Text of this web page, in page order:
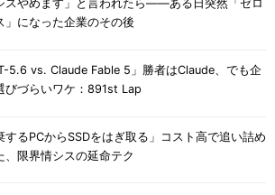
スやめます」と言われたら――ある日突然「ゼロ
」になった企業のその後
5.6 vs. Claude Fable 5」勝者はClaude、でも企
びづらいワケ：891st Lap
するPCからSSDをはぎ取る」コスト高で追い詰め
、限界情シスの延命テク